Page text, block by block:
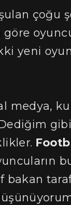
çoğu
yeni
medya,